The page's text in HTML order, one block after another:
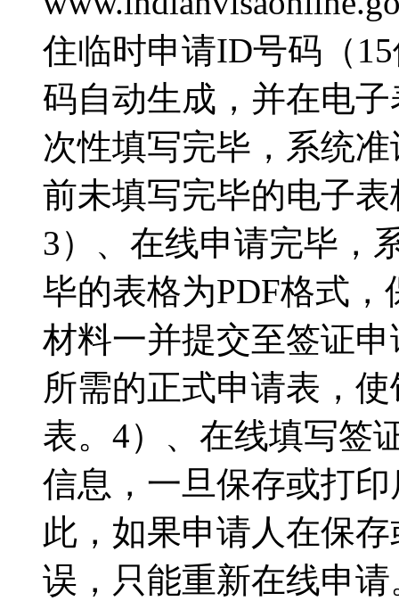
住临时申请ID号码（
码自动生成，并在电
次性填写完毕，系统
前未填写完毕的电子
3）、在线申请完毕，
毕的表格为PDF格式
材料一并提交至签证
所需的正式申请表，
表。4）、在线填写签
信息，一旦保存或打
此，如果申请人在保
误，只能重新在线申请